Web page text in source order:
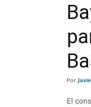
Por
El